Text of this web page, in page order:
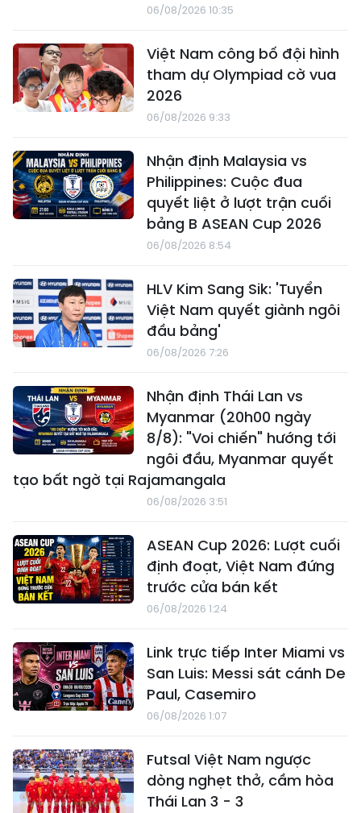
06/08/2026 10:35
Việt Nam công bố đội hình
tham dự Olympiad cờ vua
2026
06/08/2026 9:33
Nhận định Malaysia vs
Philippines: Cuộc đua
quyết liệt ở lượt trận cuối
bảng B ASEAN Cup 2026
06/08/2026 8:54
HLV Kim Sang Sik: 'Tuyển
Việt Nam quyết giành ngôi
đầu bảng'
06/08/2026 7:26
Nhận định Thái Lan vs
Myanmar (20h00 ngày
8/8): "Voi chiến" hướng tới
ngôi đầu, Myanmar quyết
tạo bất ngờ tại Rajamangala
06/08/2026 3:51
ASEAN Cup 2026: Lượt cuối
định đoạt, Việt Nam đứng
trước cửa bán kết
06/08/2026 1:24
Link trực tiếp Inter Miami vs
San Luis: Messi sát cánh De
Paul, Casemiro
06/08/2026 1:07
Futsal Việt Nam ngược
dòng nghẹt thở, cầm hòa
Thái Lan 3 - 3